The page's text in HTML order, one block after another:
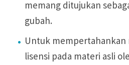
memang ditujukan
gubah.
Untuk mempertahankan
lisensi pada materi asli